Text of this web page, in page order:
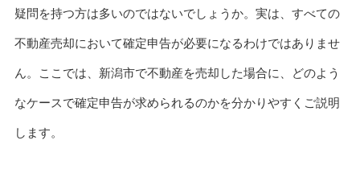
疑問を持つ方は多いのではないでしょうか。実は、すべての
不動産売却において確定申告が必要になるわけではありませ
ん。ここでは、新潟市で不動産を売却した場合に、どのよう
なケースで確定申告が求められるのかを分かりやすくご説明
します。